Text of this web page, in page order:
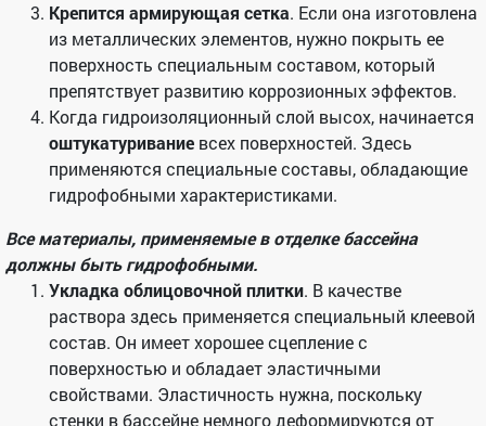
Крепится армирующая сетка. Если она изготовлена
из металлических элементов, нужно покрыть ее
поверхность специальным составом, который
препятствует развитию коррозионных эффектов.
Когда гидроизоляционный слой высох, начинается
оштукатуривание всех поверхностей. Здесь
применяются специальные составы, обладающие
гидрофобными характеристиками.
Все материалы, применяемые в отделке бассейна
должны быть гидрофобными.
Укладка облицовочной плитки. В качестве
раствора здесь применяется специальный клеевой
состав. Он имеет хорошее сцепление с
поверхностью и обладает эластичными
свойствами. Эластичность нужна, поскольку
стенки в бассейне немного деформируются от